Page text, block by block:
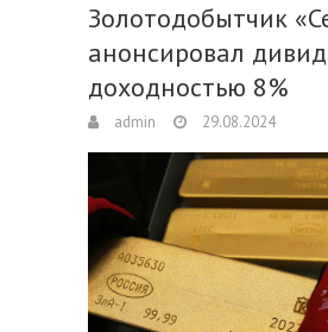
Золотодобытчик
анонсировал
доходностью 8%
admin 29.08.2024